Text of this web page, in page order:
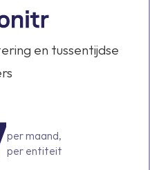
en tussentijdse
per maand,
per entiteit